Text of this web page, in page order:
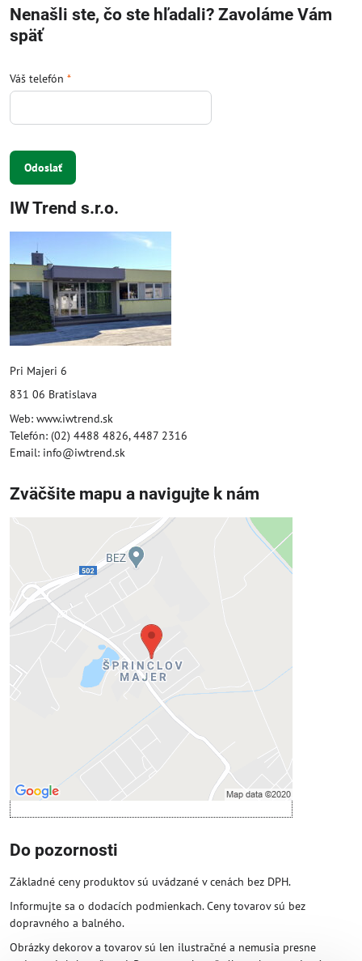
Nenašli ste, čo ste hľadali? Zavoláme Vám
späť
Váš telefón *
Odoslať
IW Trend s.r.o.
Pri Majeri 6
831 06 Bratislava
Web: www.iwtrend.sk
Telefón: (02) 4488 4826, 4487 2316
Email: info@iwtrend.sk
Zväčšite mapu a navigujte k nám
Externý obsah je blokovaný
Prajete si načítať externý obsah?
Povoliť tentokrát
Povoliť a zapamätať - súhlas s druhom
cookie: Funkčné
Otvoriť obsah v novom okne
Do pozornosti
Základné ceny produktov sú uvádzané v cenách bez DPH.
Informujte sa o dodacích podmienkach. Ceny tovarov sú bez
dopravného a balného.
Obrázky dekorov a tovarov sú len ilustračné a nemusia presne